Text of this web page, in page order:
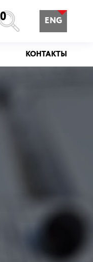
ENG
КОНТАКТЫ